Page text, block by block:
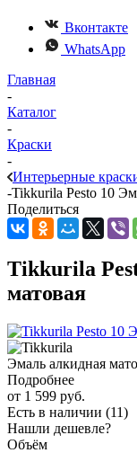
Вконтакте
WhatsApp
Главная
-
Каталог
-
Краски
-
Интерьерные
-Tikkurila Pesto 10
Поделиться
Tikkurila
матовая
Эмаль алкидная
Подробнее
от 1 599 руб.
Есть в наличии (11)
Нашли дешевле?
Объём